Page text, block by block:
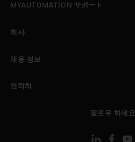
MYAUTOMATION サポート
회사
채용 정보
연락처
팔로우 하세요